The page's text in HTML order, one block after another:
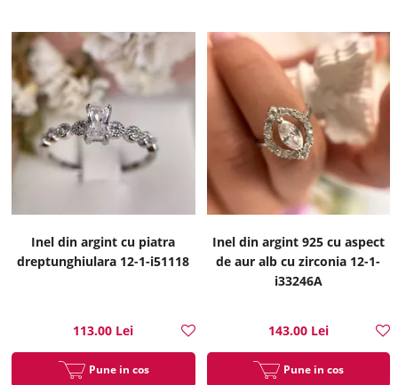
Inel din argint cu piatra
dreptunghiulara 12-1-i51118
113.00 Lei
Pune in cos
Inel din argint 925 cu aspect
de aur alb cu zirconia 12-1-
i33246A
143.00 Lei
Pune in cos